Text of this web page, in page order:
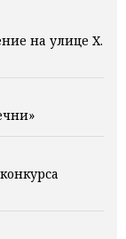
на улице Х.